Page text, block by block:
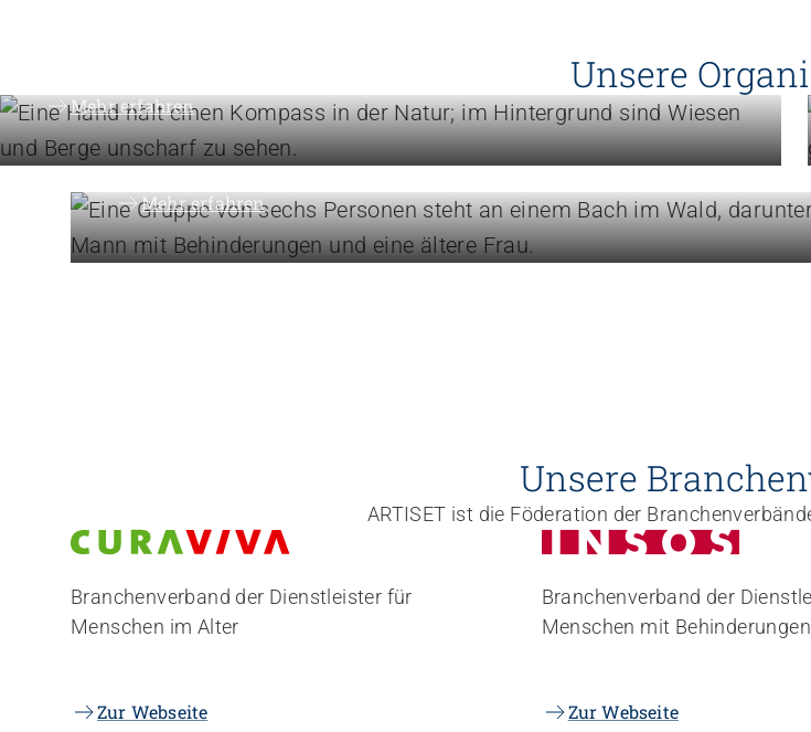
Unsere
Mehr erfahren
Organisation
Die Föderation im Überblick
Mehr erfahren
Unsere
ARTISET ist die Föderation der
Branchenverband der Dienstleister für
Menschen im Alter
Zur Webseite
Branchenverband der
Menschen mit Behinderungen
Zur Webseite